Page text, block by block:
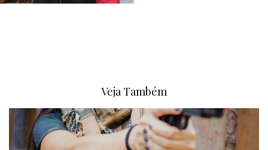
Veja Também